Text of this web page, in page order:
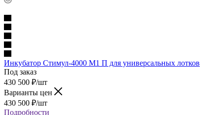
Инкубатор Стимул-4000 М1 П для универсальных лотков
Под заказ
430 500 ₽/шт
Варианты цен
430 500 ₽/шт
Подробности